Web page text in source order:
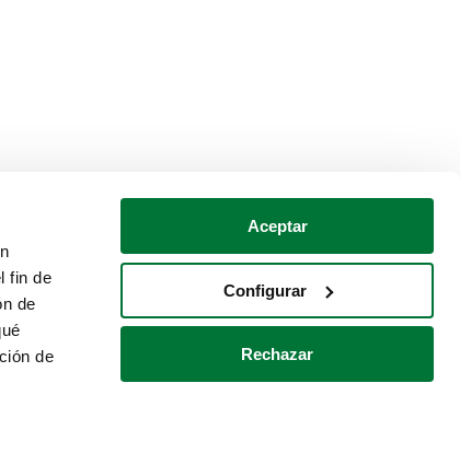
fin de
de
de
Aceptar
Configurar
Rechazar